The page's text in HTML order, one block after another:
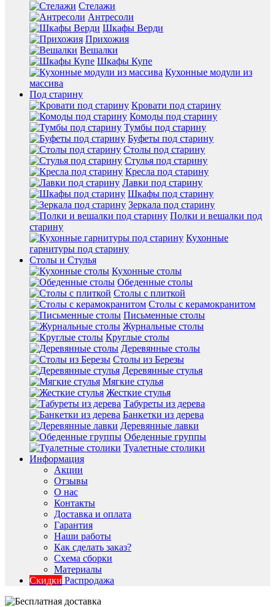
Стелажи
Антресоли
Шкафы Верди
Прихожия
Вешалки
Шкафы Купе
Кухонные модули из
массива
Под старину
Кровати под старину
Комоды под старину
Тумбы под старину
Буфеты под старину
Столы под старину
Стулья под старину
Кресла под старину
Лавки под старину
Шкафы под старину
Зеркала под старину
Полки и вешалки под
старину
Кухонные
гарнитуры под старину
Столы и Стулья
Кухонные столы
Обеденные столы
Столы с плиткой
Столы с керамокранитом
Письменные столы
Журнальные столы
Круглые столы
Деревянные столы
Столы из Березы
Деревянные стулья
Мягкие стулья
Жесткие стулья
Табуреты из дерева
Банкетки из дерева
Деревянные лавки
Обеденные группы
Туалетные столики
Информация
Акции
Отзывы
О нас
Контакты
Доставка и оплата
Гарантия
Наши работы
Как сделать заказ?
Схема сборки
Материалы
Скидки Распродажа